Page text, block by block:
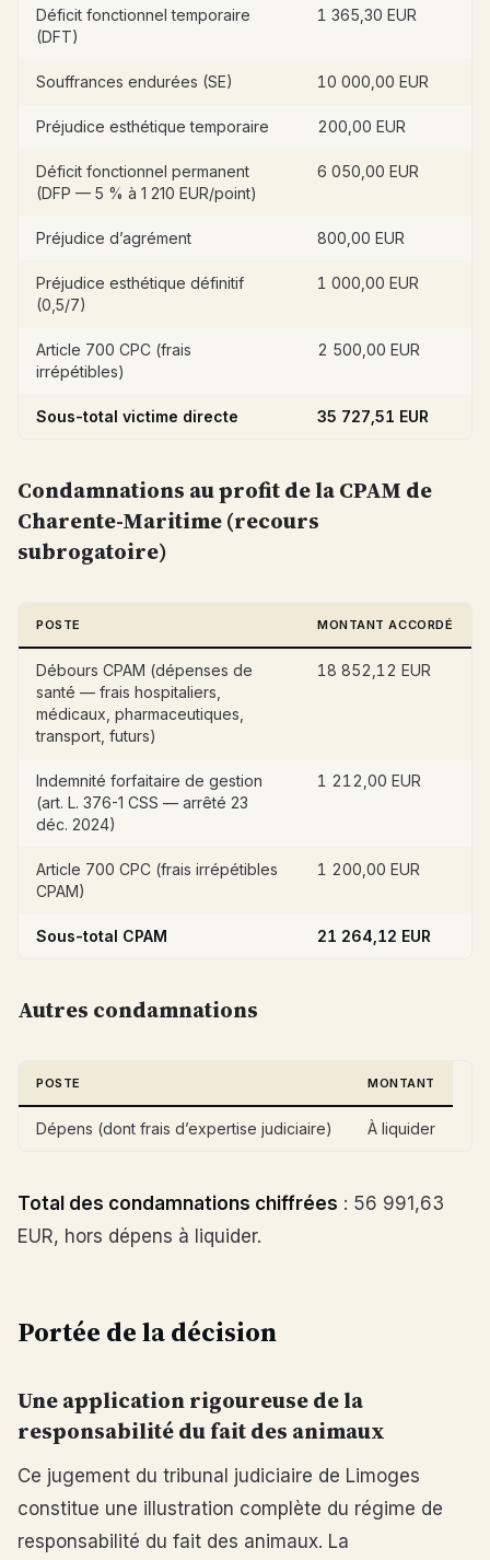
Déficit fonctionnel temporaire
(DFT)
1 365,30 EUR
Souffrances endurées (SE) 10 000,00 EUR
Préjudice esthétique temporaire 200,00 EUR
Déficit fonctionnel permanent
(DFP — 5 % à 1 210 EUR/point)
6 050,00 EUR
Préjudice d’agrément 800,00 EUR
Préjudice esthétique définitif
(0,5/7)
1 000,00 EUR
Article 700 CPC (frais
irrépétibles)
2 500,00 EUR
Sous-total victime directe 35 727,51 EUR
Condamnations au profit de la CPAM de
Charente-Maritime (recours
subrogatoire)
POSTE MONTANT ACCORDÉ
Débours CPAM (dépenses de
santé — frais hospitaliers,
médicaux, pharmaceutiques,
transport, futurs)
18 852,12 EUR
Indemnité forfaitaire de gestion
(art. L. 376-1 CSS — arrêté 23
déc. 2024)
1 212,00 EUR
Article 700 CPC (frais irrépétibles
CPAM)
1 200,00 EUR
Sous-total CPAM 21 264,12 EUR
Autres condamnations
POSTE MONTANT
Dépens (dont frais d’expertise judiciaire) À liquider
Total des condamnations chiffrées : 56 991,63
EUR, hors dépens à liquider.
Portée de la décision
Une application rigoureuse de la
responsabilité du fait des animaux
Ce jugement du tribunal judiciaire de Limoges
constitue une illustration complète du régime de
responsabilité du fait des animaux. La